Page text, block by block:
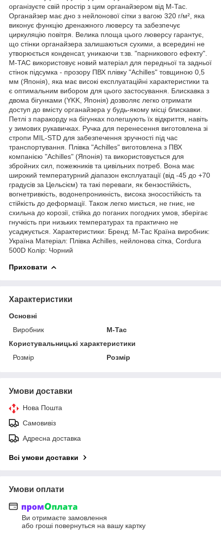
організуєте свій простір з цим органайзером від М-Тас.
Органайзер має дно з нейлонової сітки з вагою 320 г/м², яка
виконує функцію дренажного люверсу та забезпечує
циркуляцію повітря. Велика площа цього люверсу гарантує,
що стінки органайзера залишаються сухими, а всередині не
утворюється конденсат, уникаючи т.зв. "парникового ефекту".
M-TAC використовує новий матеріал для передньої та задньої
стінок підсумка - прозору ПВХ плівку "Achilles" товщиною 0,5
мм (Японія), яка має високі експлуатаційні характеристики та
є оптимальним вибором для цього застосування. Блискавка з
двома бігунками (YKK, Японія) дозволяє легко отримати
доступ до вмісту органайзера у будь-якому місці блискавки.
Петлі з паракорду на бігунках полегшують їх відкриття, навіть
у зимових рукавичках. Ручка для перенесення виготовлена зі
стропи MIL-STD для забезпечення зручності під час
транспортування. Плівка "Achilles" виготовлена з ПВХ
компанією "Achilles" (Японія) та використовується для
збройних сил, пожежників та цивільних потреб. Вона має
широкий температурний діапазон експлуатації (від -45 до +70
градусів за Цельсієм) та такі переваги, як бензостійкість,
вогнетривкість, водонепроникність, висока зносостійкість та
стійкість до деформації. Також легко миється, не гниє, не
схильна до корозії, стійка до поганих погодних умов, зберігає
гнучкість при низьких температурах та практично не
усаджується. Характеристики: Бренд: М-Тас Країна виробник:
Україна Матеріал: Плівка Achilles, нейлонова сітка, Cordura
500D Колір: Чорний
Приховати
Характеристики
Основні
Виробник
M-Tac
Користувальницькі характеристики
Розмір
Розмір
Умови доставки
Нова Пошта
Самовивіз
Адресна доставка
Всі умови доставки
Умови оплати
Ви отримаєте замовлення
або гроші повернуться на вашу картку